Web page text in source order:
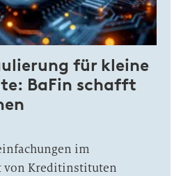
für kleine
BaFin schafft
im
von Kreditinstituten